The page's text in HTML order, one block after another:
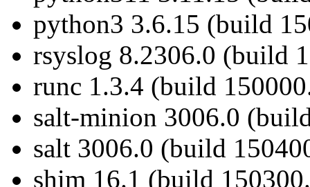
python3 3.6.15 (build
rsyslog 8.2306.0 (build
runc 1.3.4 (build
salt-minion 3006.0
salt 3006.0 (build
shim 16.1 (build